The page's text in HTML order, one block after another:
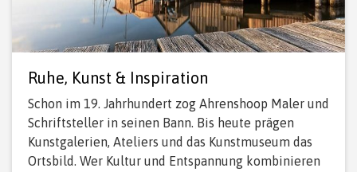
Ruhe, Kunst & Inspiration
Schon im 19. Jahrhundert zog Ahrenshoop Maler und
Schriftsteller in seinen Bann. Bis heute prägen
Kunstgalerien, Ateliers und das Kunstmuseum das
Ortsbild. Wer Kultur und Entspannung kombinieren